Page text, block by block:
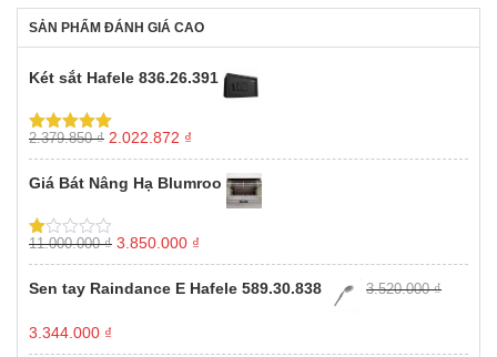
3.080.000 ₫.
2.926.000 ₫.
SẢN PHẨM ĐÁNH GIÁ CAO
Két sắt Hafele 836.26.391
Được xếp
hạng5.005
sao
2.379.850₫ Giá
gốc
2.379.850 ₫.
2.022.872 ₫
hiện
Giá Bát Nâng Hạ Blumroo
Được
xếp
hạng
1.00
sao
11.000.000₫ Giá
gốc
là:
3.850.000 ₫
hiện
tại
Sen tay Raindance E Hafele 589.30.838 3.520.000₫
Giá
gốc
3.344.000 ₫
hiện